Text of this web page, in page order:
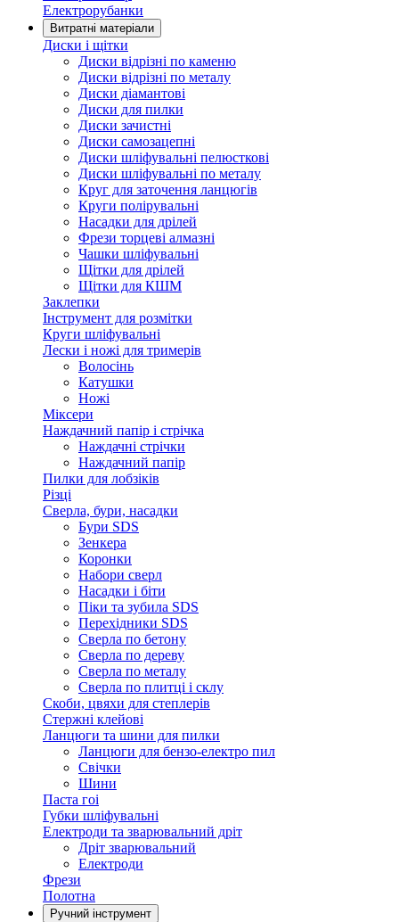
Електрорубанки
Витратні матеріали
Диски і щітки
Диски відрізні по каменю
Диски відрізні по металу
Диски діамантові
Диски для пилки
Диски зачистні
Диски самозацепні
Диски шліфувальні пелюсткові
Диски шліфувальні по металу
Круг для заточення ланцюгів
Круги полірувальні
Насадки для дрілей
Фрези торцеві алмазні
Чашки шліфувальні
Щітки для дрілей
Щітки для КШМ
Заклепки
Інструмент для розмітки
Круги шліфувальні
Лески і ножі для тримерів
Волосінь
Катушки
Ножі
Міксери
Наждачний папір і стрічка
Наждачні стрічки
Наждачний папір
Пилки для лобзіків
Різці
Сверла, бури, насадки
Бури SDS
Зенкера
Коронки
Набори сверл
Насадки і біти
Піки та зубила SDS
Перехідники SDS
Сверла по бетону
Сверла по дереву
Сверла по металу
Сверла по плитці і склу
Скоби, цвяхи для степлерів
Стержні клейові
Ланцюги та шини для пилки
Ланцюги для бензо-електро пил
Свічки
Шини
Паста гоі
Губки шліфувальні
Електроди та зварювальний дріт
Дріт зварювальний
Електроди
Фрези
Полотна
Ручний інструмент